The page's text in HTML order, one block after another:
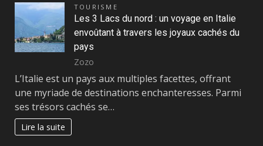
TOURISME
Les 3 Lacs du nord : un voyage en Italie
envoûtant à travers les joyaux cachés du
pays
Zozo
L’Italie est un pays aux multiples facettes, offrant
une myriade de destinations enchanteresses. Parmi
ses trésors cachés se…
Lire la suite